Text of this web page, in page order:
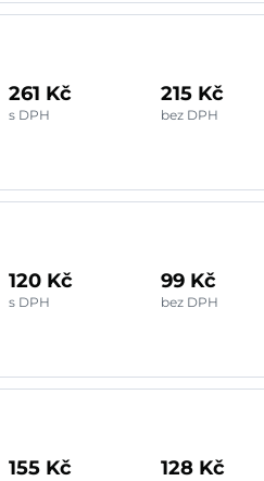
261 Kč
s DPH
215 Kč
bez DPH
120 Kč
s DPH
99 Kč
bez DPH
155 Kč 128 Kč